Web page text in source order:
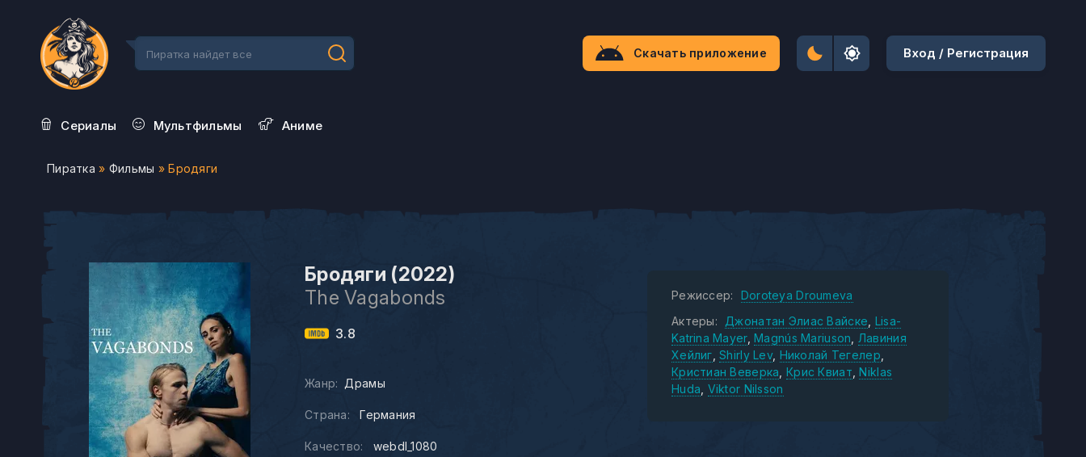
Скачать приложение Вход / Регистрация
Сериалы Мультфильмы Aниме
Пиратка » Фильмы » Бродяги
Бродяги (2022)
The Vagabonds
3.8
Жанр: Драмы
Страна: Германия
Качество: webdl_1080
Режиссер:
Doroteya Droumeva
Актеры:
Джонатан Элиас Вайске Lisa-
Katrina Mayer Magnús Mariuson
Лавиния
Хейлиг Shirly Lev Николай Тегелер
Кристиан Веверка Крис Квиат Niklas
Huda Viktor Nilsson